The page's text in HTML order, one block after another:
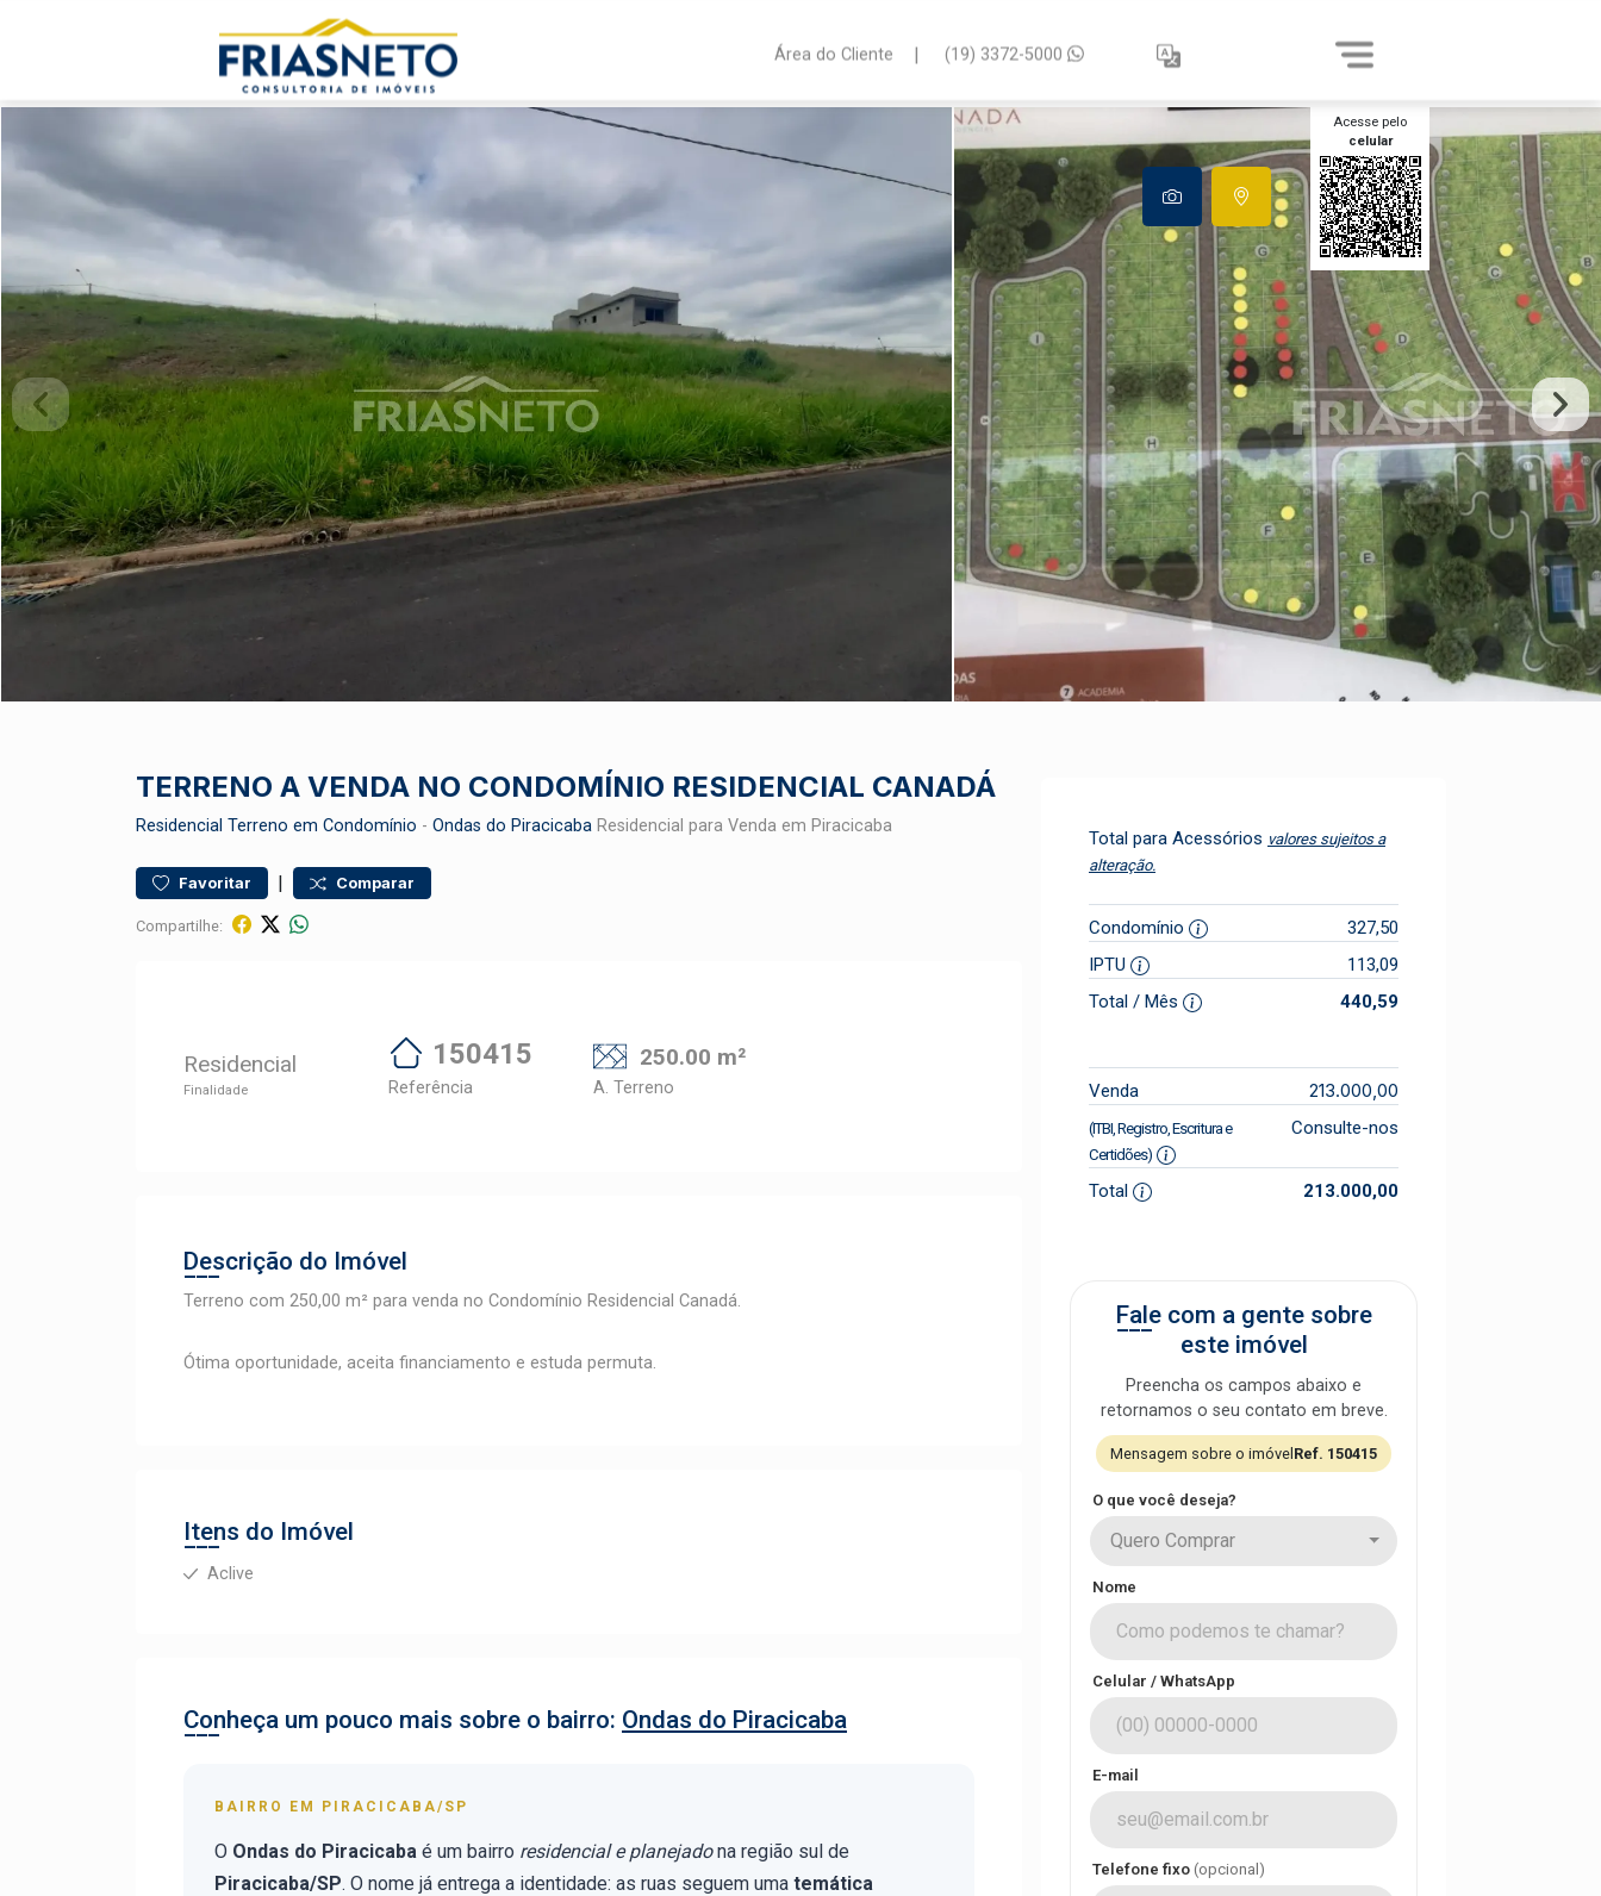
Área do Cliente | (19) 3372-5000
Acesse pelo
celular
TERRENO A VENDA NO CONDOMÍNIO RESIDENCIAL CANADÁ
Residencial Terreno em Condomínio - Ondas do Piracicaba Residencial para Venda em Piracicaba
Favoritar | Comparar
Compartilhe:
Residencial
Finalidade
150415
Referência
250.00 m²
A. Terreno
Descrição do Imóvel
Terreno com 250,00 m² para venda no Condomínio Residencial Canadá.
Ótima oportunidade, aceita financiamento e estuda permuta.
Itens do Imóvel
Aclive
Conheça um pouco mais sobre o bairro: Ondas do Piracicaba
BAIRRO EM PIRACICABA/SP
O Ondas do Piracicaba é um bairro residencial e planejadona região sul de
Piracicaba/SP. O nome já entrega a identidade: as ruas seguem uma temática
Total para Acessórios valores sujeitos a
alteração.
Condomínio
327,50
IPTU
113,09
Total / Mês
440,59
Venda 213.000,00
(ITBI, Registro, Escritura e
Certidões)
Consulte-nos
Total 213.000,00
Fale com a gente sobre
este imóvel
Preencha os campos abaixo e
retornamos o seu contato em breve.
Mensagem sobre o imóvel Ref. 150415
O que você deseja?
Quero Comprar
Nome
Celular / WhatsApp
E-mail
Telefone fixo (opcional)